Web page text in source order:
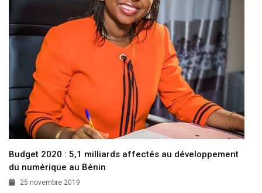
Budget 2020 : 5,1 milliards affectés au développement
du numérique au Bénin
25 novembre 2019